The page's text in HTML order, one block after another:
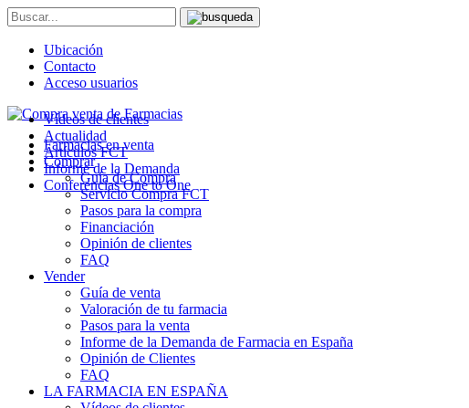
Ubicación
Contacto
Acceso usuarios
Farmacias en venta
Comprar
Guía de Compra
Servicio Compra FCT
Pasos para la compra
Financiación
Opinión de clientes
FAQ
Vender
Guía de venta
Valoración de tu farmacia
Pasos para la venta
Informe de la Demanda de Farmacia en España
Opinión de Clientes
FAQ
LA FARMACIA EN ESPAÑA
Vídeos de clientes
Actualidad
Artículos FCT
Informe de la Demanda
Conferencias One to One